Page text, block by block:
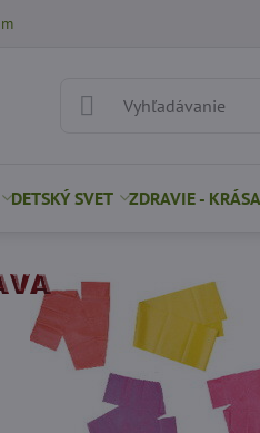
DETSKÝ SVET ZDRAVIE - KRÁSA